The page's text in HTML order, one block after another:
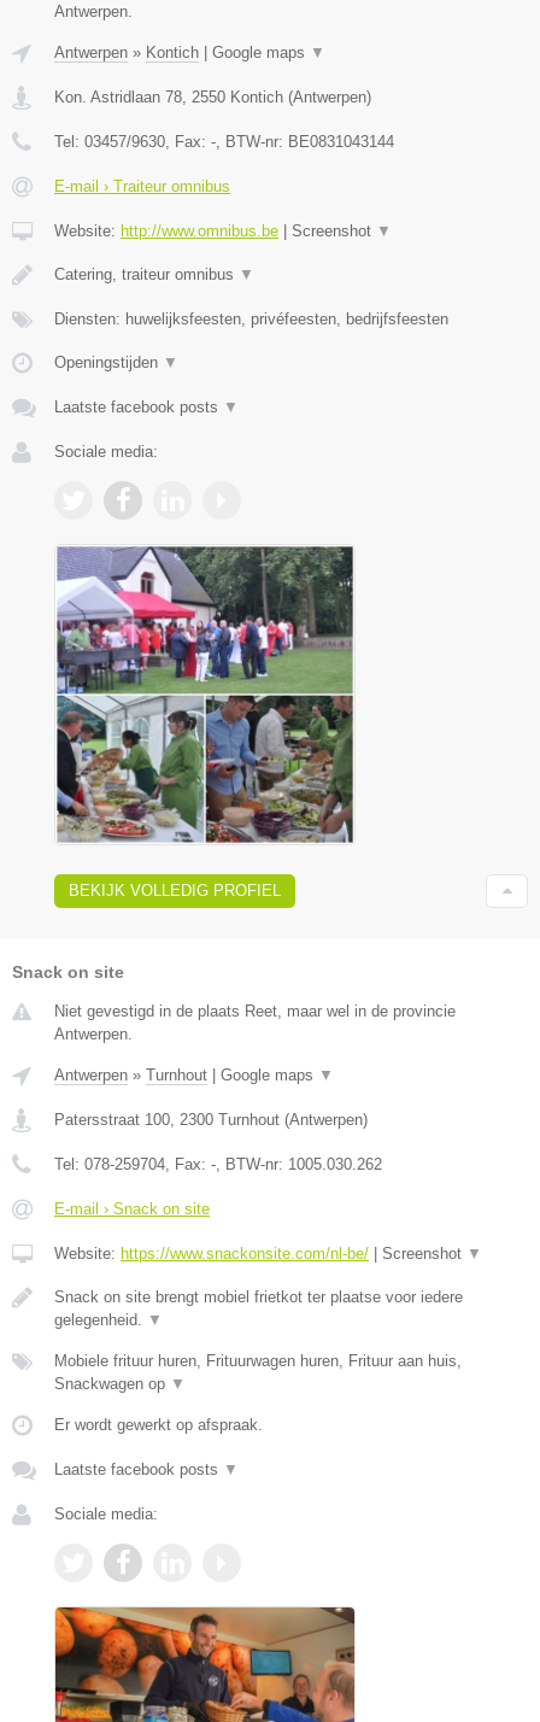
Antwerpen.
Antwerpen » Kontich Google maps ▼
Kon. Astridlaan 78, 2550 Kontich (Antwerpen)
Tel: 03457/9630, Fax: -, BTW-nr: BE0831043144
E-mail › Traiteur omnibus
Website: http://www.omnibus.be Screenshot ▼
Catering, traiteur omnibus ▼
Diensten: huwelijksfeesten, privéfeesten, bedrijfsfeesten
Openingstijden ▼
Laatste facebook posts ▼
Sociale media:
BEKIJK VOLLEDIG PROFIEL
Snack on site
Niet gevestigd in de plaats Reet, maar wel in de provincie
Antwerpen.
Antwerpen » Turnhout Google maps ▼
Patersstraat 100, 2300 Turnhout (Antwerpen)
Tel: 078-259704, Fax: -, BTW-nr: 1005.030.262
E-mail › Snack on site
Website: https://www.snackonsite.com/nl-be/ Screenshot ▼
Snack on site brengt mobiel frietkot ter plaatse voor iedere
gelegenheid. ▼
Mobiele frituur huren, Frituurwagen huren, Frituur aan huis,
Snackwagen op ▼
Er wordt gewerkt op afspraak.
Laatste facebook posts ▼
Sociale media: